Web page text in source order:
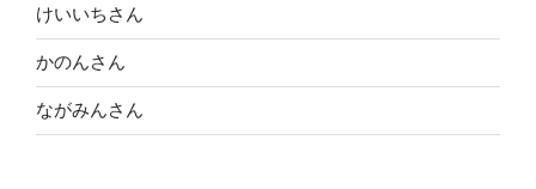
ン
けいいちさん
かのんさん
ながみんさん